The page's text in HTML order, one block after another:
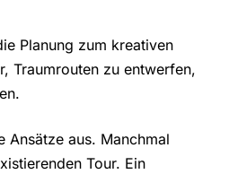
Planung zum kreativen
Traumrouten zu entwerfen,
Ansätze aus. Manchmal
Tour. Ein